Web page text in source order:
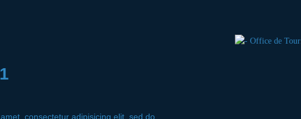
consectetur adipisicing elit, sed do